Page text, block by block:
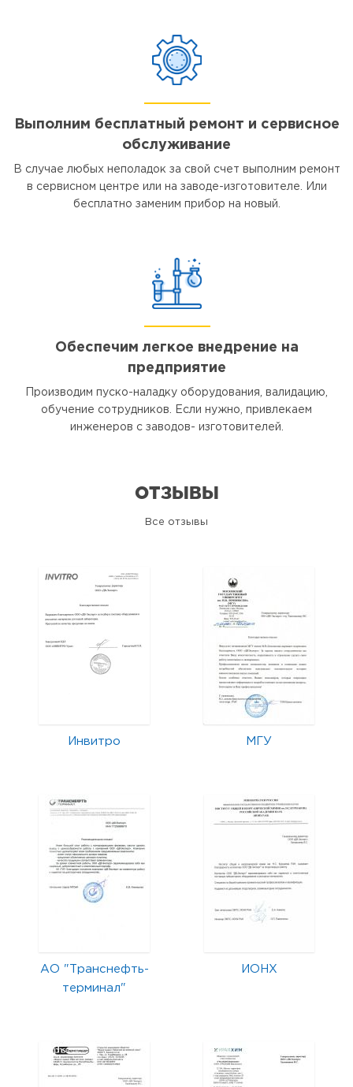
Выполним бесплатный ремонт и сервисное
обслуживание
В случае любых неполадок за свой счет выполним ремонт
в сервисном центре или на заводе-изготовителе. Или
бесплатно заменим прибор на новый.
Обеспечим легкое внедрение на
предприятие
Производим пуско-наладку оборудования, валидацию,
обучение сотрудников. Если нужно, привлекаем
инженеров с заводов- изготовителей.
ОТЗЫВЫ
Все отзывы
Инвитро МГУ
АО "Транснефть-
терминал"
ИОНХ